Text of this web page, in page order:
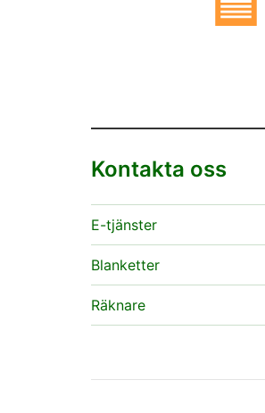
Kontakta oss
E-tjänster
Blanketter
Räknare